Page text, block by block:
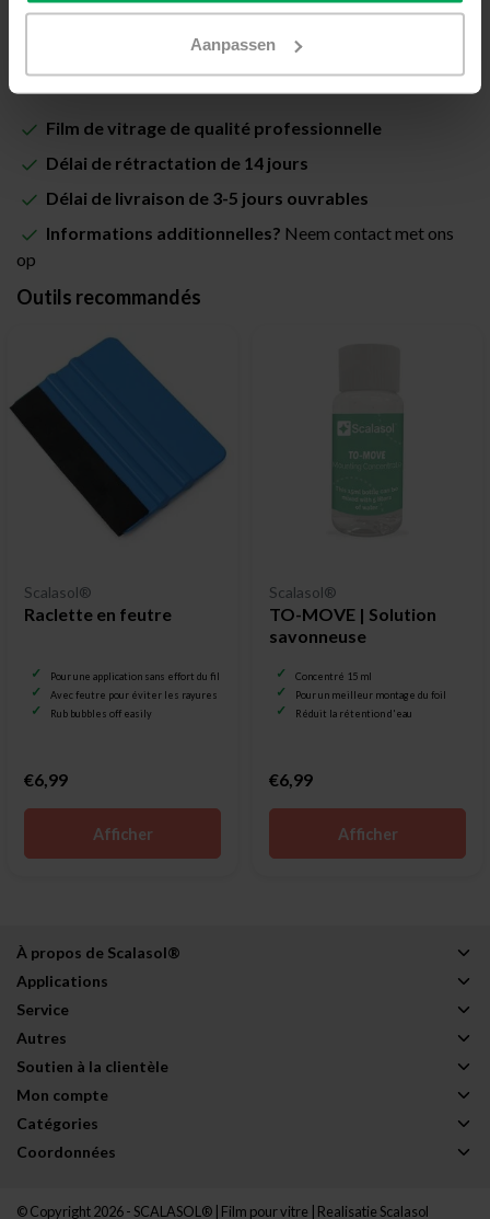
Aanpassen
Ajouter au panier
Film de vitrage de qualité professionnelle
Délai de rétractation de 14 jours
Délai de livraison de 3-5 jours ouvrables
Informations additionnelles? Neem contact met ons
op
Outils recommandés
Scalasol®
Raclette en feutre
Pour une application sans effort du film pour vitrage
Avec feutre pour éviter les rayures
Rub bubbles off easily
€6,99
Afficher
Scalasol®
TO-MOVE | Solution
savonneuse
Concentré 15 ml
Pour un meilleur montage du foil
Réduit la rétention d'eau
€6,99
Afficher
À propos de Scalasol®
Applications
Service
Autres
Soutien à la clientèle
Mon compte
Catégories
Coordonnées
© Copyright 2026 - SCALASOL® | Film pour vitre | Realisatie Scalasol